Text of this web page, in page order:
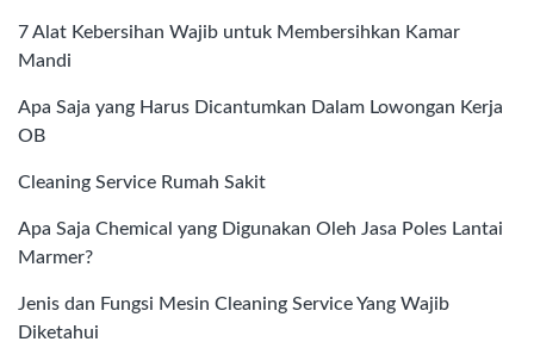
7 Alat Kebersihan Wajib untuk Membersihkan Kamar
Mandi
Apa Saja yang Harus Dicantumkan Dalam Lowongan Kerja
OB
Cleaning Service Rumah Sakit
Apa Saja Chemical yang Digunakan Oleh Jasa Poles Lantai
Marmer?
Jenis dan Fungsi Mesin Cleaning Service Yang Wajib
Diketahui